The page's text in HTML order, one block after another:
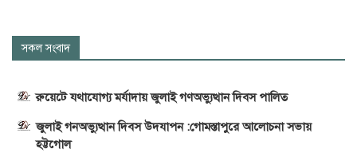
সকল সংবাদ
রুয়েটে যথাযোগ্য মর্যাদায় জুলাই গণঅভ্যুত্থান দিবস পালিত
জুলাই গনঅভ্যুত্থান দিবস উদযাপন :গোমস্তাপুরে আলোচনা সভায়
হট্টগোল